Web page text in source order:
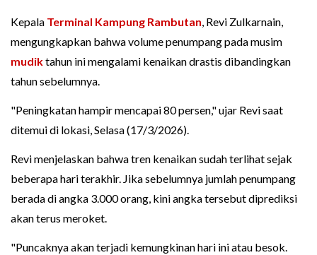
Kepala Terminal Kampung Rambutan, Revi Zulkarnain,
mengungkapkan bahwa volume penumpang pada musim
mudiktahun ini mengalami kenaikan drastis dibandingkan
tahun sebelumnya.
"Peningkatan hampir mencapai 80 persen," ujar Revi saat
ditemui di lokasi, Selasa (17/3/2026).
Revi menjelaskan bahwa tren kenaikan sudah terlihat sejak
beberapa hari terakhir. Jika sebelumnya jumlah penumpang
berada di angka 3.000 orang, kini angka tersebut diprediksi
akan terus meroket.
"Puncaknya akan terjadi kemungkinan hari ini atau besok.